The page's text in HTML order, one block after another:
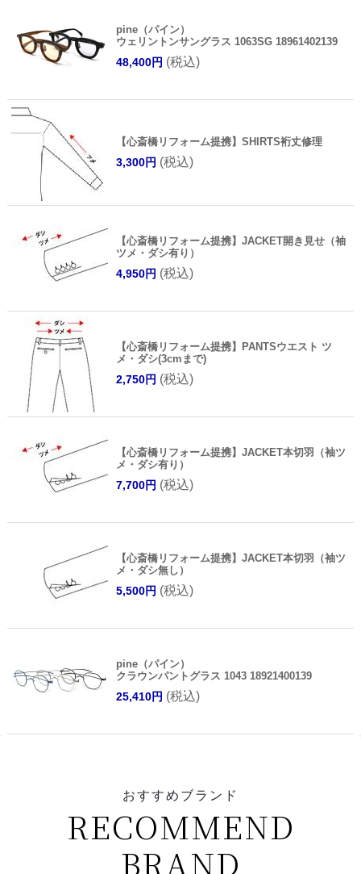
pine（パイン）
ウェリントンサングラス 1063SG 18961402139
48,400円 (税込)
【心斎橋リフォーム提携】SHIRTS裄丈修理
3,300円 (税込)
【心斎橋リフォーム提携】JACKET開き見せ（袖
ツメ・ダシ有り）
4,950円 (税込)
【心斎橋リフォーム提携】PANTSウエスト ツ
メ・ダシ(3cmまで)
2,750円 (税込)
【心斎橋リフォーム提携】JACKET本切羽（袖ツ
メ・ダシ有り）
7,700円 (税込)
【心斎橋リフォーム提携】JACKET本切羽（袖ツ
メ・ダシ無し）
5,500円 (税込)
pine（パイン）
クラウンパントグラス 1043 18921400139
25,410円 (税込)
おすすめブランド
RECOMMEND
BRAND